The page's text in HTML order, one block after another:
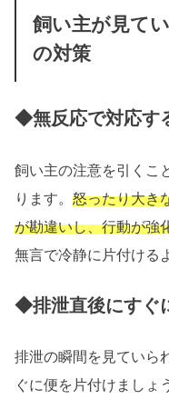
飼い主が見て
の対策
◆無反応で対応す
飼い主の注意を引くこ
ります。怒ったり大き
が勘違いし、行動が強
無言で冷静に片付ける
◆排泄直後にすぐ
排泄の瞬間を見ていら
ぐに便を片付けましょ